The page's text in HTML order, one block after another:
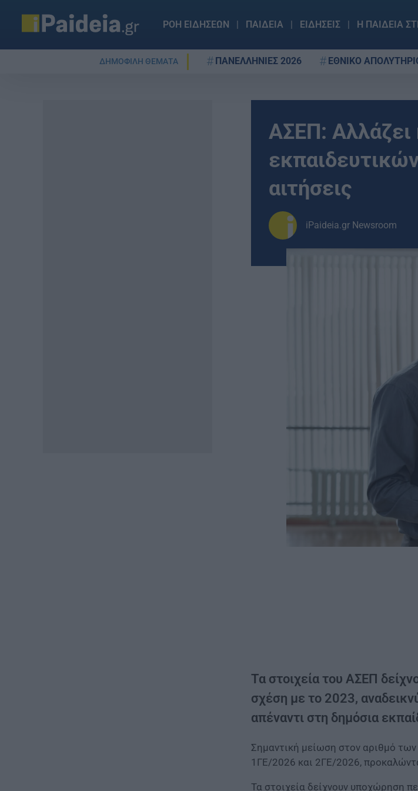
ΡΟΗ ΕΙΔΗΣΕΩΝ ΠΑΙΔΕΙΑ ΕΙΔΗΣΕΙΣ Η ΠΑΙΔΕΙΑ
ΔΗΜΟΦΙΛΗ ΘΕΜΑΤΑ ΠΑΝΕΛΛΗΝΙΕΣ 2026 ΕΘΝΙΚΟ
ΑΣΕΠ: Αλλάζει
αιτήσεις
iPaideia.gr Newsroom
Τα στοιχεία του ΑΣΕΠ
σχέση με το 2023,
απέναντι στη δημόσια
Σημαντική μείωση στον αριθμό
1ΓΕ/2026 και 2ΓΕ/2026,
Τα στοιχεία δείχνουν υποχώρηση